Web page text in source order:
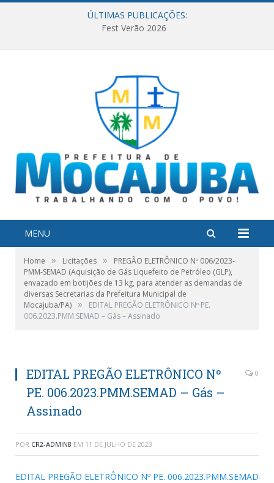
ÚLTIMAS PUBLICAÇÕES:
Fest Verão 2026
MENU
Home » Licitações »
PREGÃO ELETRÔNICO Nº 006/2023-
PMM-SEMAD (Aquisição de Gás Liquefeito de Petróleo (GLP),
envazado em botijões de 13 kg, para atender as demandas de
diversas Secretarias da Prefeitura Municipal de
Mocajuba/PA) »
EDITAL PREGÃO ELETRÔNICO Nº PE.
006.2023.PMM.SEMAD – Gás – Assinado
EDITAL PREGÃO ELETRÔNICO Nº
PE. 006.2023.PMM.SEMAD – Gás –
Assinado
0
POR CR2-ADMIN8 EM 11 DE JULHO DE 2023
EDITAL PREGÃO ELETRÔNICO Nº PE. 006.2023.PMM.SEMAD